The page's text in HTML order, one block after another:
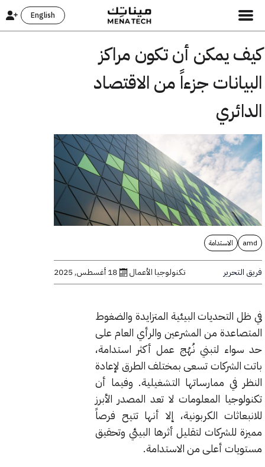
English
كيف يمكن أن تكون مراكز
البيانات جزءاً من الاقتصاد
الدائري
amd الاستدامة
فريق التحرير تكنولوجيا الأعمال 18 أغسطس, 2025
في ظل التحديات البيئية المتزايدة والضغوط
المتصاعدة من المشرعين والرأي العام على
حد سواء لتبني نُهُج عمل أكثر استدامة،
باتت الشركات تسعى بمختلف الطرق لإعادة
النظر في ممارساتها التشغيلية. وفيما أن
تكنولوجيا المعلومات لا تعد المصدر الأبرز
للانبعاثات الكربونية، إلا أنها تتيح فرصاً
مميزة للشركات لتقليل أثرها البيئي وتحقيق
مستويات أعلى من الاستدامة.